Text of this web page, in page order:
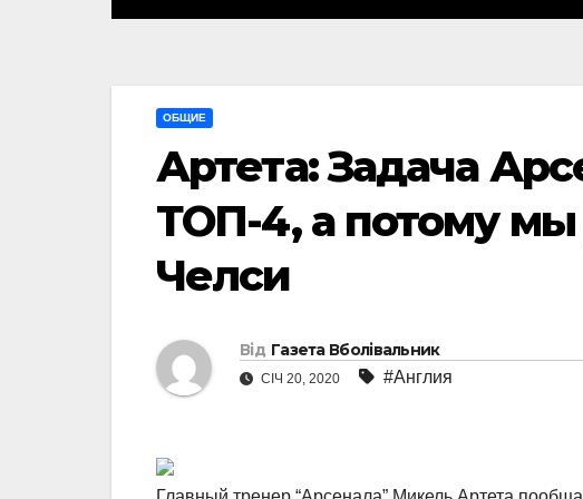
ОБЩИЕ
Артета: Задача
ТОП-4, а потому
Челси
Від Газета Вболівальник
СІЧ 20, 2020 #Англия